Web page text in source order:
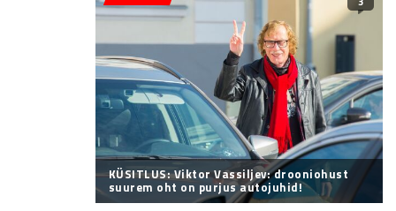
KÜSITLUS: Viktor Vassiljev: drooniohust
suurem oht on purjus autojuhid!